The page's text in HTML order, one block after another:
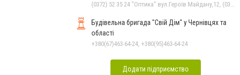
Будівельна бригада "Свій Дім" у Чернівцях та
області
+380(67)463-64-24, +380(95)463-64-24
Додати підприємство